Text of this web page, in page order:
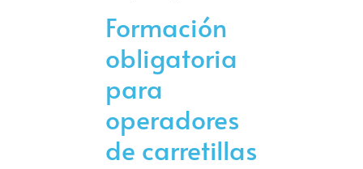
Formación
obligatoria
para
operadores
de carretillas